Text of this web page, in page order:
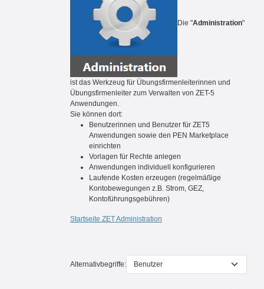
Die "Administration"
ist das Werkzeug für Übungsfirmenleiterinnen und
Übungsfirmenleiter zum Verwalten von ZET-5
Anwendungen.
Sie können dort:
Benutzerinnen und Benutzer für ZET5
Anwendungen sowie den PEN Marketplace
einrichten
Vorlagen für Rechte anlegen
Anwendungen individuell konfigurieren
Laufende Kosten erzeugen (regelmäßige
Kontobewegungen z.B. Strom, GEZ,
Kontoführungsgebühren)
Startseite ZET Administration
Alternativbegriffe: